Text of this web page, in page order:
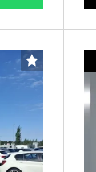
FAVORITER